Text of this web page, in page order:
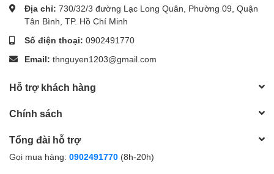
Địa chỉ: 730/32/3 đường Lạc Long Quân, Phường 09, Quận
Tân Bình, TP. Hồ Chí Minh
Số điện thoại: 0902491770
Email: thnguyen1203@gmail.com
Hỗ trợ khách hàng
Chính sách
Tổng đài hỗ trợ
Gọi mua hàng: 0902491770 (8h-20h)